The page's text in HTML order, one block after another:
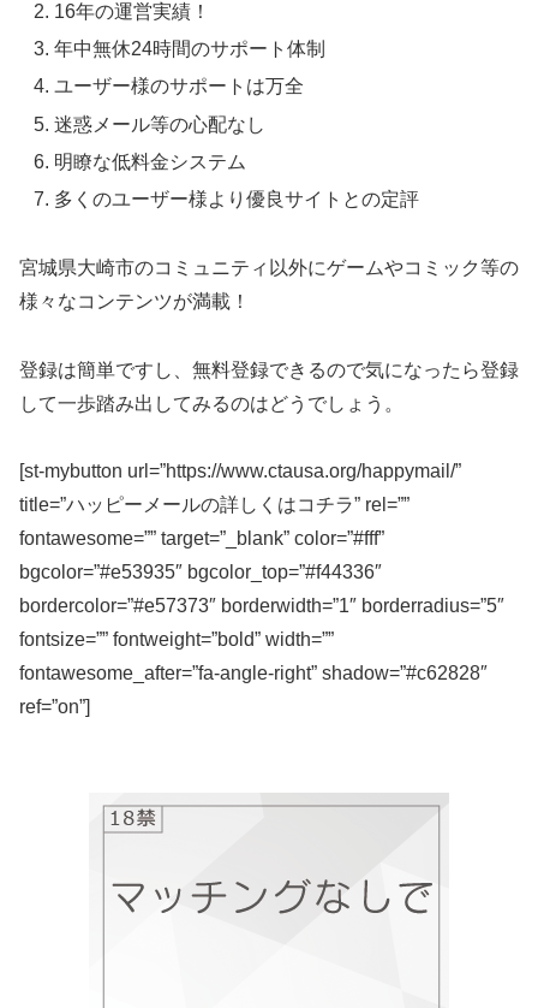
16年の運営実績！
年中無休24時間のサポート体制
ユーザー様のサポートは万全
迷惑メール等の心配なし
明瞭な低料金システム
多くのユーザー様より優良サイトとの定評
宮城県大崎市のコミュニティ以外にゲームやコミック等の
様々なコンテンツが満載！
登録は簡単ですし、無料登録できるので気になったら登録
して一歩踏み出してみるのはどうでしょう。
[st-mybutton url=”https://www.ctausa.org/happymail/”
title=”ハッピーメールの詳しくはコチラ” rel=””
fontawesome=”” target=”_blank” color=”#fff”
bgcolor=”#e53935″ bgcolor_top=”#f44336″
bordercolor=”#e57373″ borderwidth=”1″ borderradius=”5″
fontsize=”” fontweight=”bold” width=””
fontawesome_after=”fa-angle-right” shadow=”#c62828″
ref=”on”]